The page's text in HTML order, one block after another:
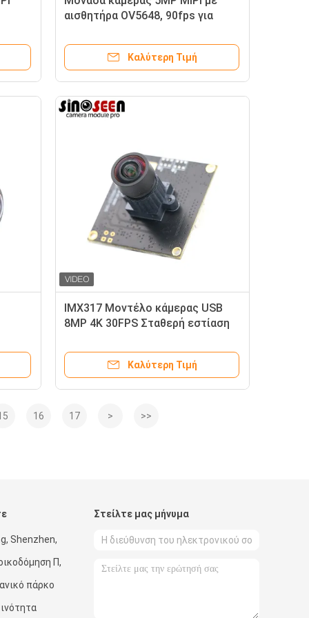
αισθητήρα OV5648, 90fps για
Καλύτερη Τιμή
IMX317 Μοντέλο κάμερας USB
8MP 4K 30FPS Σταθερή εστίαση
Καλύτερη Τιμή
16 17 > >>
Shenzhen,
Π,
πάρκο
Στείλτε μας μήνυμα